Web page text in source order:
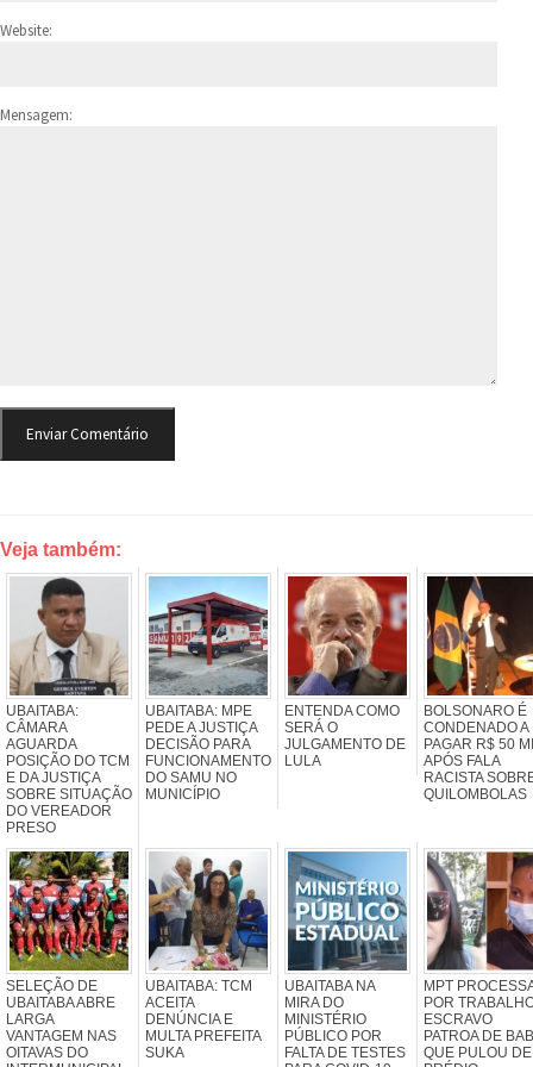
Website:
Mensagem:
Veja também:
UBAITABA:
CÂMARA
AGUARDA
POSIÇÃO DO TCM
E DA JUSTIÇA
SOBRE SITUAÇÃO
DO VEREADOR
PRESO
UBAITABA: MPE
PEDE A JUSTIÇA
DECISÃO PARA
FUNCIONAMENTO
DO SAMU NO
MUNICÍPIO
ENTENDA COMO
SERÁ O
JULGAMENTO DE
LULA
BOLSONARO É
CONDENADO A
PAGAR R$ 50
APÓS FALA
RACISTA
QUILOMBOLAS
SELEÇÃO DE
UBAITABA ABRE
LARGA
VANTAGEM NAS
OITAVAS DO
UBAITABA: TCM
ACEITA
DENÚNCIA E
MULTA PREFEITA
SUKA
UBAITABA NA
MIRA DO
MINISTÉRIO
PÚBLICO POR
FALTA DE TESTES
MPT
POR
ESCRAVO
PATROA DE
QUE PULOU DE